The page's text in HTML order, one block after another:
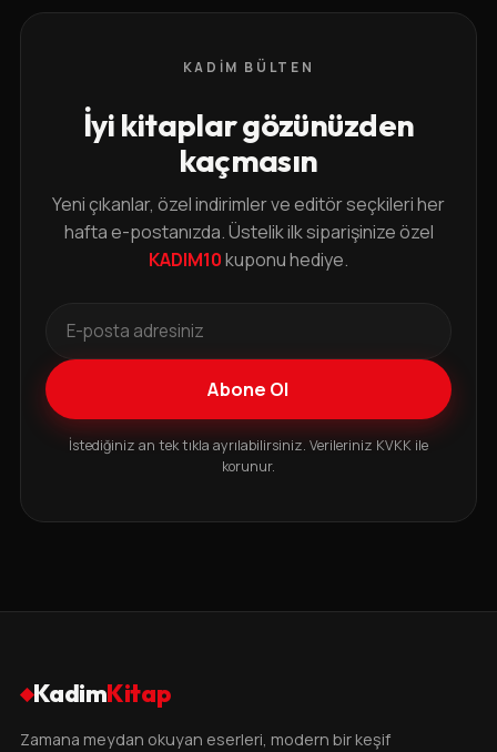
KADIM BÜLTEN
İyi kitaplar gözünüzden
kaçmasın
Yeni çıkanlar, özel indirimler ve editör seçkileri her
hafta e-postanızda. Üstelik ilk siparişinize özel
KADIM10kuponu hediye.
Abone Ol
İstediğiniz an tek tıkla ayrılabilirsiniz. Verileriniz KVKK ile
korunur.
◆KadimKitap
Zamana meydan okuyan eserleri, modern bir keşif